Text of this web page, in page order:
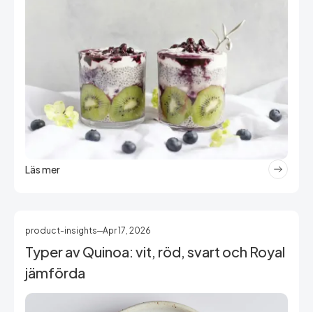
Läs mer
product-insights Apr 17, 2026
Typer av Quinoa: vit, röd, svart och Royal
jämförda